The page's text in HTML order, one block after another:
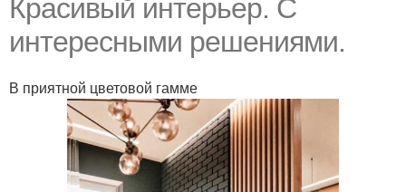
Красивый интерьер. С
интересными решениями.
В приятной цветовой гамме